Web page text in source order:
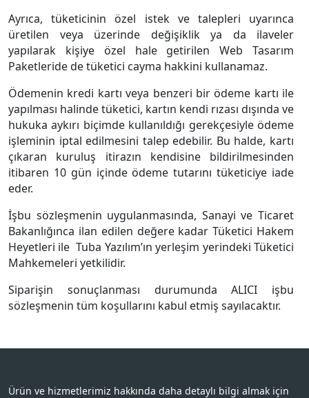
Ayrıca, tüketicinin özel istek ve talepleri uyarınca
üretilen veya üzerinde değişiklik ya da ilaveler
yapılarak kişiye özel hale getirilen Web Tasarım
Paketleride de tüketici cayma hakkini kullanamaz.
Ödemenin kredi kartı veya benzeri bir ödeme kartı ile
yapılması halinde tüketici, kartın kendi rızası dışında ve
hukuka aykırı biçimde kullanıldığı gerekçesiyle ödeme
işleminin iptal edilmesini talep edebilir. Bu halde, kartı
çıkaran kuruluş itirazın kendisine bildirilmesinden
itibaren 10 gün içinde ödeme tutarını tüketiciye iade
eder.
İşbu sözleşmenin uygulanmasında, Sanayi ve Ticaret
Bakanlığınca ilan edilen değere kadar Tüketici Hakem
Heyetleri ile Tuba Yazılım’ın yerleşim yerindeki Tüketici
Mahkemeleri yetkilidir.
Siparişin sonuçlanması durumunda ALICI işbu
sözleşmenin tüm koşullarını kabul etmiş sayılacaktır.
Ürün ve hizmetlerimiz hakkında daha detaylı bilgi almak için